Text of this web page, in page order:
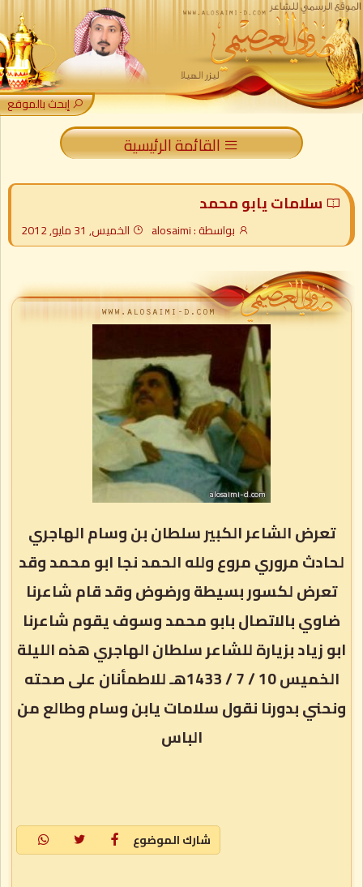
إبحث بالموقع
القائمة الرئيسية
سلامات يابو محمد
بواسطة : alosaimi الخميس, 31 مايو, 2012
تعرض الشاعر الكبير سلطان بن وسام الهاجري
لحادث مروري مروع ولله الحمد نجا ابو محمد وقد
تعرض لكسور بسيطة ورضوض وقد قام شاعرنا
ضاوي بالاتصال بابو محمد وسوف يقوم شاعرنا
ابو زياد بزيارة للشاعر سلطان الهاجري هذه الليلة
الخميس 10 / 7 / 1433هـ للاطمأنان على صحته
ونحني بدورنا نقول سلامات يابن وسام وطالع من
الباس
شارك الموضوع